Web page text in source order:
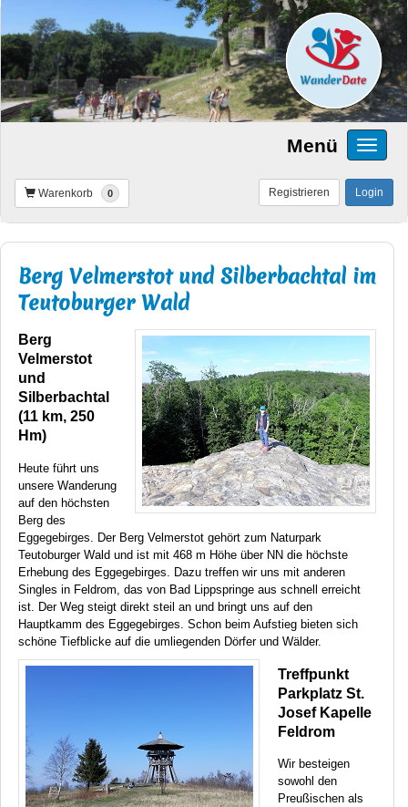
Menü
Warenkorb 0 Login
Registrieren
Berg Velmerstot und Silberbachtal im
Teutoburger Wald
Berg
Velmerstot
und
Silberbachtal
(11 km, 250
Hm)
Heute führt uns
unsere Wanderung
auf den höchsten
Berg des
Eggegebirges. Der Berg Velmerstot gehört zum Naturpark
Teutoburger Wald und ist mit 468 m Höhe über NN die höchste
Erhebung des Eggegebirges. Dazu treffen wir uns mit anderen
Singles in Feldrom, das von Bad Lippspringe aus schnell erreicht
ist. Der Weg steigt direkt steil an und bringt uns auf den
Hauptkamm des Eggegebirges. Schon beim Aufstieg bieten sich
schöne Tiefblicke auf die umliegenden Dörfer und Wälder.
Treffpunkt
Parkplatz St.
Josef Kapelle
Feldrom
Wir besteigen
sowohl den
Preußischen als